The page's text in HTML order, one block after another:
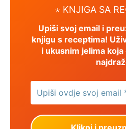
⋆ KNJIGA SA
Upiši svoj email i
knjigu s receptima!
i ukusnim jelima